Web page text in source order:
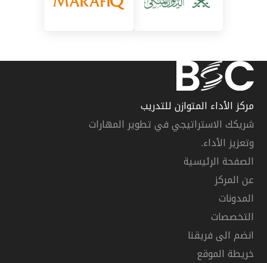
مركز الأداء المتوازن للتدريب
شريكك الاستراتيجي في تطوير المهارات
وتعزيز الأداء.
الصفحة الرئيسية
عن المركز
المدونات
التخصصات
انضم الى فريقنا
خريطة الموقع